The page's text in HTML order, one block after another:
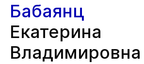
Бабаянц
Екатерина
Владимировна